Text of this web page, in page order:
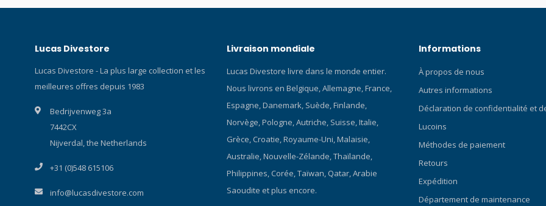
la peau.
Lucas Divestore
Lucas Divestore - La plus large collection et les
meilleures offres depuis 1983
Bedrijvenweg 3a
7442CX
Nijverdal, the Netherlands
+31 (0)548 615106
info@lucasdivestore.com
Livraison mondiale
Lucas Divestore livre dans le monde entier.
Nous livrons en Belgique, Allemagne, France,
Espagne, Danemark, Suède, Finlande,
Norvège, Pologne, Autriche, Suisse, Italie,
Grèce, Croatie, Royaume-Uni, Malaisie,
Australie, Nouvelle-Zélande, Thaïlande,
Philippines, Corée, Taïwan, Qatar, Arabie
Saoudite et plus encore.
Informations
À propos de nous
Autres informations
Déclaration de confidentialité et
Lucoins
Méthodes de paiement
Retours
Expédition
Département de maintenance